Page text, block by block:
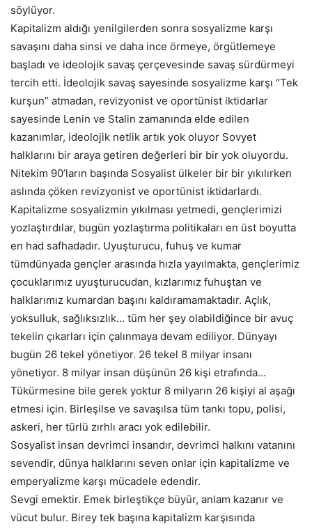
söylüyor.
Kapitalizm aldığı yenilgilerden sonra sosyalizme karşı
savaşını daha sinsi ve daha ince örmeye, örgütlemeye
başladı ve ideolojik savaş çerçevesinde savaş sürdürmeyi
tercih etti. İdeolojik savaş sayesinde sosyalizme karşı “Tek
kurşun” atmadan, revizyonist ve oportünist iktidarlar
sayesinde Lenin ve Stalin zamanında elde edilen
kazanımlar, ideolojik netlik artık yok oluyor Sovyet
halklarını bir araya getiren değerleri bir bir yok oluyordu.
Nitekim 90’ların başında Sosyalist ülkeler bir bir yıkılırken
aslında çöken revizyonist ve oportünist iktidarlardı.
Kapitalizme sosyalizmin yıkılması yetmedi, gençlerimizi
yozlaştırdılar, bugün yozlaştırma politikaları en üst boyutta
en had safhadadır. Uyuşturucu, fuhuş ve kumar
tümdünyada gençler arasında hızla yayılmakta, gençlerimiz
çocuklarımız uyuşturucudan, kızlarımız fuhuştan ve
halklarımız kumardan başını kaldıramamaktadır. Açlık,
yoksulluk, sağlıksızlık… tüm her şey olabildiğince bir avuç
tekelin çıkarları için çalınmaya devam ediliyor. Dünyayı
bugün 26 tekel yönetiyor. 26 tekel 8 milyar insanı
yönetiyor. 8 milyar insan düşünün 26 kişi etrafında…
Tükürmesine bile gerek yoktur 8 milyarın 26 kişiyi al aşağı
etmesi için. Birleşilse ve savaşılsa tüm tankı topu, polisi,
askeri, her türlü zırhlı aracı yok edilebilir.
Sosyalist insan devrimci insandır, devrimci halkını vatanını
sevendir, dünya halklarını seven onlar için kapitalizme ve
emperyalizme karşı mücadele edendir.
Sevgi emektir. Emek birleştikçe büyür, anlam kazanır ve
vücut bulur. Birey tek başına kapitalizm karşısında